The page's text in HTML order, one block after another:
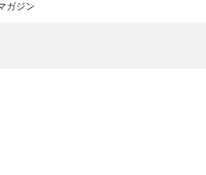
ガジン